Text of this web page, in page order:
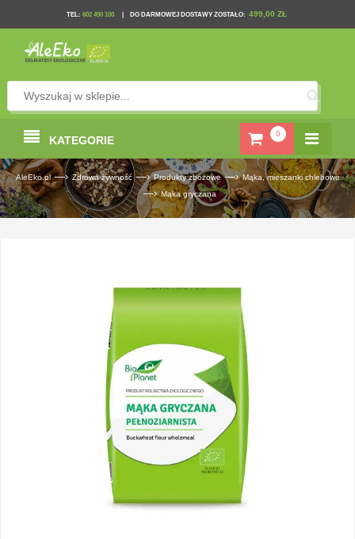
TEL: 602 490 100 DO DARMOWEJ DOSTAWY ZOSTAŁO: 499,00 ZŁ
0
KATEGORIE
AleEko.pl —› Zdrowa żywność —› Produkty zbożowe —› Mąka, mieszanki chlebowe
—› Mąka gryczana